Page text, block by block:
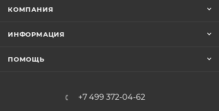
КОМПАНИЯ
ИНФОРМАЦИЯ
ПОМОЩЬ
+7 499 372-04-62